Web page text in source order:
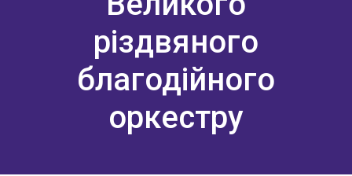
різдвяного
благодійного
оркестру